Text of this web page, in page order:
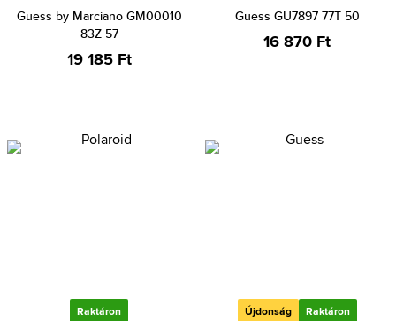
Guess by Marciano GM00010
83Z 57
19 185 Ft
Guess GU7897 77T 50
16 870 Ft
Raktáron Újdonság Raktáron